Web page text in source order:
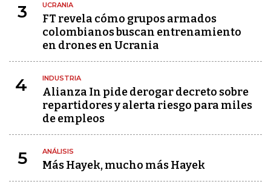
3 UCRANIA
FT revela cómo grupos armados
colombianos buscan entrenamiento
en drones en Ucrania
4 INDUSTRIA
Alianza In pide derogar decreto sobre
repartidores y alerta riesgo para miles
de empleos
5 ANÁLISIS
Más Hayek, mucho más Hayek